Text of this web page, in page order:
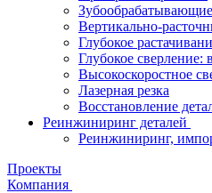
Вертикально-
Глубокое
Глубокое сверление:
Высокоскоростное
Лазерная резка
Восстановление
Реинжиниринг деталей
Реинжиниринг,
Проекты
Компания